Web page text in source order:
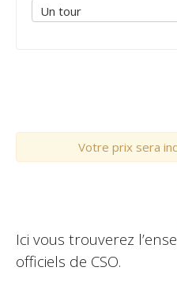
Votre prix sera
Ici vous trouverez
officiels de CSO.